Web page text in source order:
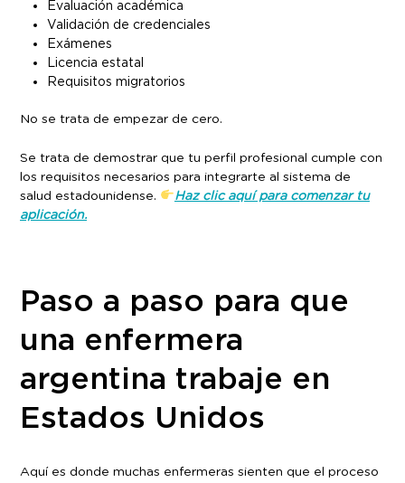
Evaluación académica
Validación de credenciales
Exámenes
Licencia estatal
Requisitos migratorios
No se trata de empezar de cero.
Se trata de demostrar que tu perfil profesional cumple con
los requisitos necesarios para integrarte al sistema de
salud estadounidense.
Haz clic aquí para comenzar tu
aplicación.
Paso a paso para que
una enfermera
argentina trabaje en
Estados Unidos
Aquí es donde muchas enfermeras sienten que el proceso